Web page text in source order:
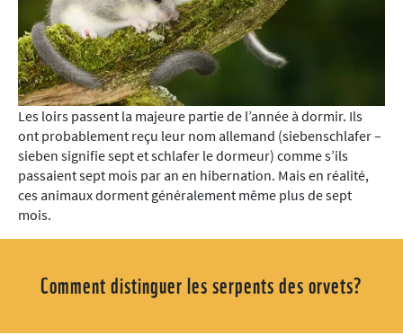
Les loirs passent la majeure partie de l’année à dormir. Ils
ont probablement reçu leur nom allemand (siebenschlafer –
sieben signifie sept et schlafer le dormeur) comme s’ils
passaient sept mois par an en hibernation. Mais en réalité,
ces animaux dorment généralement même plus de sept
mois.
Comment distinguer les serpents des orvets?